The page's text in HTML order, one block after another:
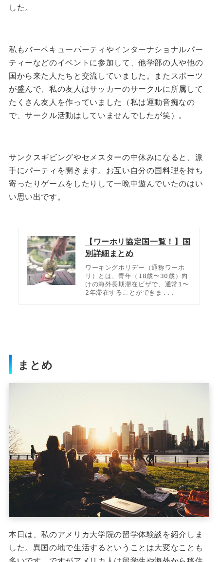
した。
私もバーベキューパーティやインターナショナルパー
ティーなどのイベントに参加して、他学部の人や他の
国から来た人たちと交流していました。
またスポーツ
が盛んで、私の友人はサッカーのサークルに所属して
たくさん友人を作っていました（私は運動音痴なの
で、サークル活動はしていませんでしたが笑）。
サンクスギビングやセメスターの中休みになると、派
手にパーティを開きます。 お互い自分の国料理を持ち
寄ったりゲームをしたりして一晩中遊んでいたのはい
い思い出です。
【ワーホリ協定国一覧！】国
別詳細まとめ
ワーキングホリデー（通称ワーホ
リ）とは、青年（18歳〜30歳）向
けの海外長期滞在ビザで、通常1〜
2年滞在することができま...
まとめ
本日は、私のアメリカ大学院の留学体験談を紹介しま
した。 異国の地で生活するということは大変なことも